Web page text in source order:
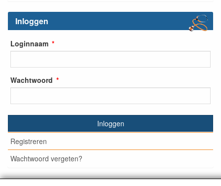
Inloggen
Loginnaam
Wachtwoord
Inloggen
Registreren
Wachtwoord vergeten?